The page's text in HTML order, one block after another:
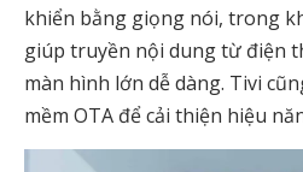
khiển bằng giọng nói, trong
giúp truyền nội dung từ điện
màn hình lớn dễ dàng. Tivi
mềm OTA để cải thiện hiệu